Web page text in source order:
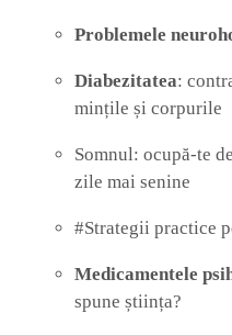
Problemele
Diabezitatea:
mințile și corpurile
Somnul: ocupă-te
zile mai senine
#Strategii practice
Medicamentele
spune știința?